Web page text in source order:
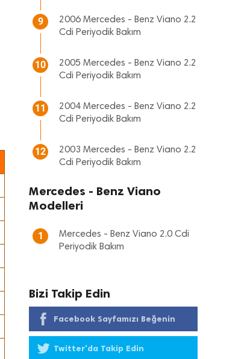
9
2006 Mercedes - Benz Viano 2.2
Cdi Periyodik Bakım
10
2005 Mercedes - Benz Viano 2.2
Cdi Periyodik Bakım
11
2004 Mercedes - Benz Viano 2.2
Cdi Periyodik Bakım
12
2003 Mercedes - Benz Viano 2.2
Cdi Periyodik Bakım
Mercedes - Benz Viano
Modelleri
1
Mercedes - Benz Viano 2.0 Cdi
Periyodik Bakım
Bizi Takip Edin
Facebook Sayfamızı Beğenin
Twitter'da Takip Edin